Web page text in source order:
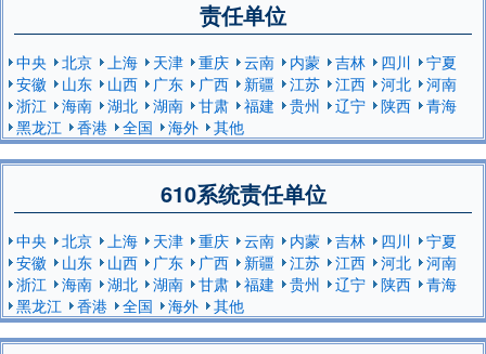
责任单位
中央 北京 上海 天津 重庆 云南 内蒙 吉林 四川
宁夏
安徽
山东 山西 广东 广西 新疆 江苏 江西 河北
河南
浙江
海南 湖北 湖南 甘肃 福建 贵州 辽宁 陕西
青海
黑龙江
香港 全国 海外 其他
610系统责任单位
中央 北京 上海 天津 重庆 云南 内蒙 吉林 四川
宁夏
安徽
山东 山西 广东 广西 新疆 江苏 江西 河北
河南
浙江
海南 湖北 湖南 甘肃 福建 贵州 辽宁 陕西
青海
黑龙江
香港 全国 海外 其他